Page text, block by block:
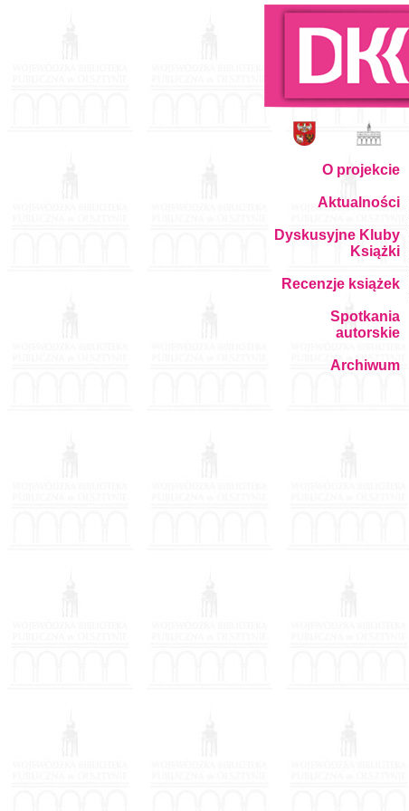
O projekcie
Aktualności
Dyskusyjne Kluby
Książki
Recenzje książek
Spotkania
autorskie
Archiwum